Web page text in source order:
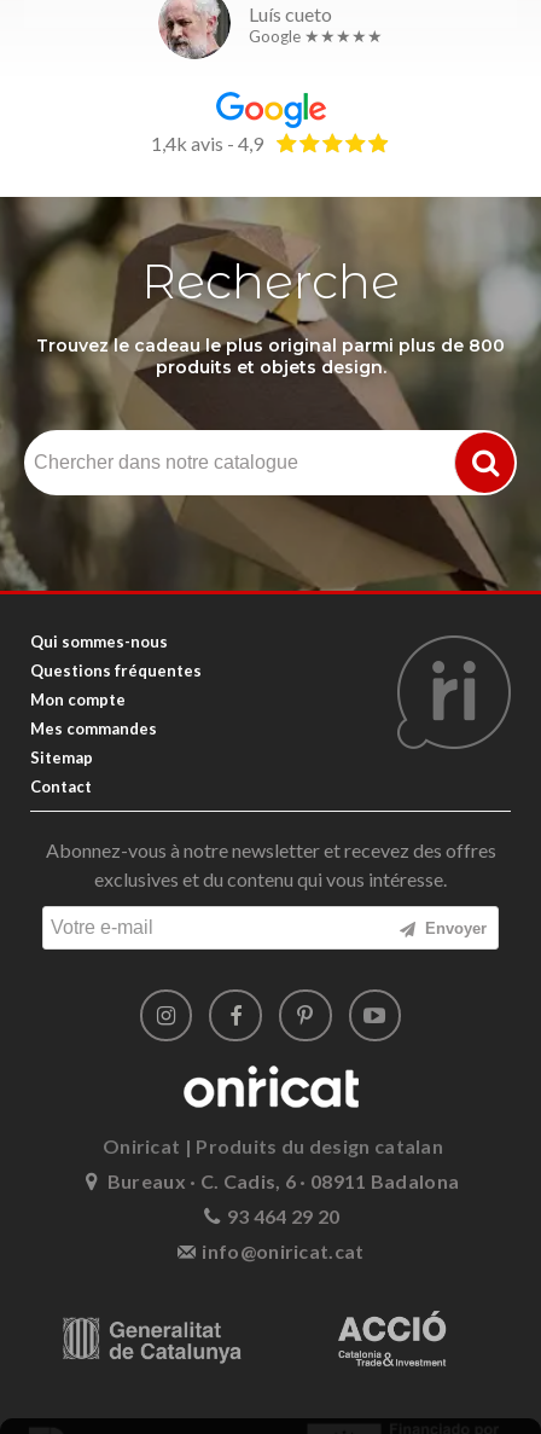
Luís cueto
Google ★★★★★
1,4k avis - 4,9
Recherche
Trouvez le cadeau le plus original parmi plus de 800
produits et objets design.
Qui sommes-nous
Questions fréquentes
Mon compte
Mes commandes
Sitemap
Contact
Abonnez-vous à notre newsletter et recevez des offres
exclusives et du contenu qui vous intéresse.
Envoyer
Oniricat | Produits du design catalan
Bureaux · C. Cadis, 6 · 08911 Badalona
93 464 29 20
info@oniricat.cat